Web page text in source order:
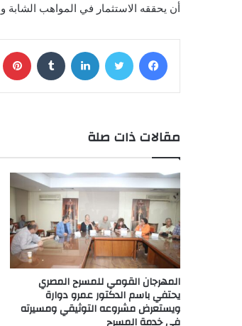
أن يحققه الاستثمار في المواهب
فيسبوك تويتر لينكدإن
مقالات ذات صلة
المهرجان القومي للمسرح المصري
يحتفي باسم الدكتور عمرو دوارة
ويستعرض مشروعه التوثيقي ومسيرته